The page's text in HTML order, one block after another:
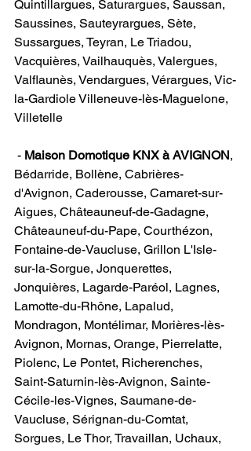
Quintillargues, Saturargues, Saussan,
Saussines, Sauteyrargues, Sète,
Sussargues, Teyran, Le Triadou,
Vacquières, Vailhauquès, Valergues,
Valflaunès, Vendargues, Vérargues, Vic-
la-Gardiole Villeneuve-lès-Maguelone,
Villetelle
- Maison Domotique KNX à AVIGNON​,
Bédarride, Bollène, Cabrières-
d'Avignon, Caderousse, Camaret-sur-
Aigues, Châteauneuf-de-Gadagne,
Châteauneuf-du-Pape, Courthézon,
Fontaine-de-Vaucluse, Grillon L'Isle-
sur-la-Sorgue, Jonquerettes,
Jonquières, Lagarde-Paréol, Lagnes,
Lamotte-du-Rhône, Lapalud,
Mondragon, Montélimar, Morières-lès-
Avignon, Mornas, Orange, Pierrelatte,
Piolenc, Le Pontet, Richerenches,
Saint-Saturnin-lès-Avignon, Sainte-
Cécile-les-Vignes, Saumane-de-
Vaucluse, Sérignan-du-Comtat,
Sorgues, Le Thor, Travaillan, Uchaux,